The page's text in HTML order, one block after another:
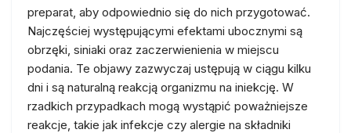
preparat, aby odpowiednio się do nich przygotować.
Najczęściej występującymi efektami ubocznymi są
obrzęki, siniaki oraz zaczerwienienia w miejscu
podania. Te objawy zazwyczaj ustępują w ciągu kilku
dni i są naturalną reakcją organizmu na iniekcję. W
rzadkich przypadkach mogą wystąpić poważniejsze
reakcje, takie jak infekcje czy alergie na składniki